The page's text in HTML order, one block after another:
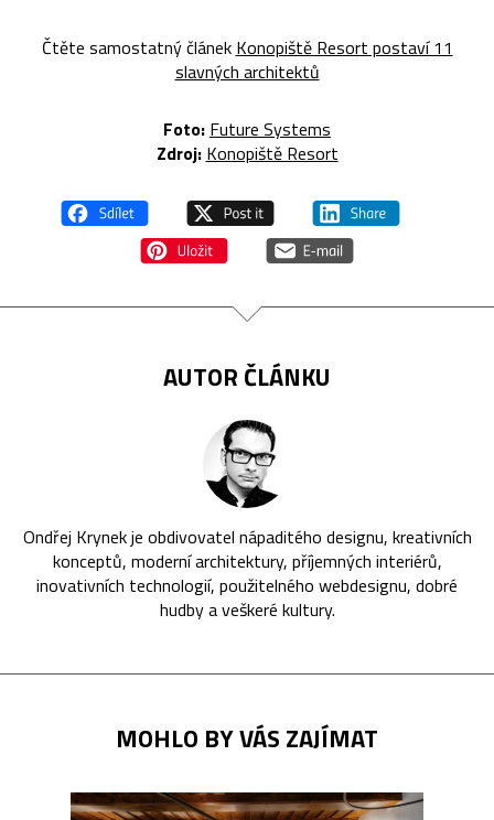
Čtěte samostatný článek Konopiště Resort postaví 11
slavných architektů
Foto: Future Systems
Zdroj: Konopiště Resort
AUTOR ČLÁNKU
Ondřej Krynek je obdivovatel nápaditého designu, kreativních
konceptů, moderní architektury, příjemných interiérů,
inovativních technologií, použitelného webdesignu, dobré
hudby a veškeré kultury.
MOHLO BY VÁS ZAJÍMAT